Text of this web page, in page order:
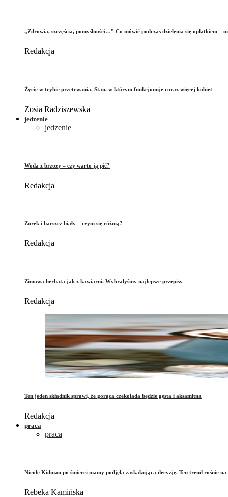
„Zdrowia, szczęścia, pomyślności…” Co mówić podczas dzielenia się opłatkiem –
Redakcja
Życie w trybie przetrwania. Stan, w którym funkcjonuje coraz więcej kobiet
Zosia Radziszewska
jedzenie
jedzenie
Woda z brzozy – czy warto ją pić?
Redakcja
Żurek i barszcz biały – czym się różnią?
Redakcja
Zimowa herbata jak z kawiarni. Wybrałyśmy najlepsze przepisy
Redakcja
Ten jeden składnik sprawi, że gorąca czekolada będzie gęsta i aksamitna
Redakcja
praca
praca
Nicole Kidman po śmierci mamy podjęła zaskakującą decyzję. Ten trend rośnie na
Rebeka Kamińska